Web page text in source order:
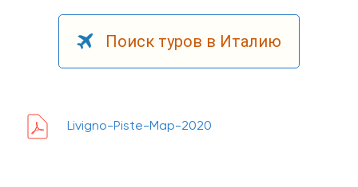
Поиск туров в Италию
Livigno-Piste-Map-2020